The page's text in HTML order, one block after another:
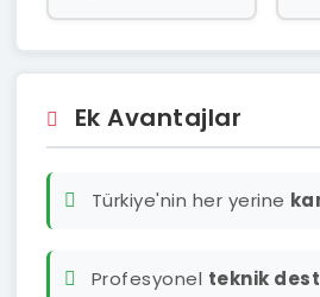
Ek Avantajlar
Türkiye'nin her yerine
Profesyonel teknik